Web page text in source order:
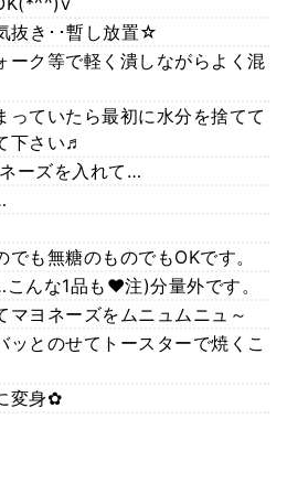
抜き･･暫し放置☆
ーク等で軽く潰しながらよく混
っていたら最初に水分を捨てて
下さい♬
ーズを入れて…
も無糖のものでもOKです。
んな1品も❤注)分量外です。
マヨネーズをムニュムニュ～
ッとのせてトースターで焼くこ
変身✿